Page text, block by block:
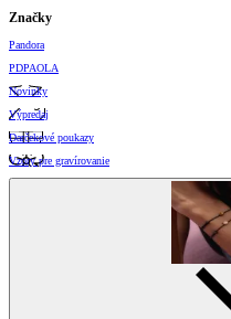
Značky
Pandora
PDPAOLA
Novinky
Výpredaj
Darčekové poukazy
Vzory pre gravírovanie